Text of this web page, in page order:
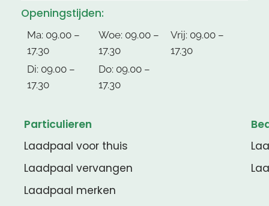
Openingstijden:
Ma: 09.00 –
17.30
Di: 09.00 –
17.30
Woe: 09.00 –
17.30
Do: 09.00 –
17.30
Vrij: 09.00 –
17.30
Particulieren
Laadpaal voor thuis
Laadpaal vervangen
Laadpaal merken